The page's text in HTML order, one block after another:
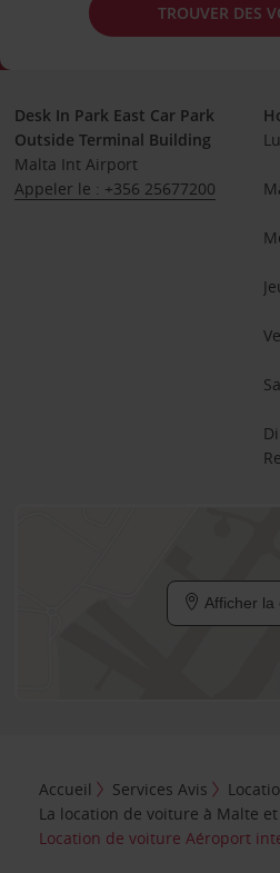
TROUVER DES
Desk In Park East Car Park
Outside Terminal Building
Malta Int Airport
Appeler le : +356 25677200
Afficher la
Accueil Services Avis
La location de voiture à Malte et
Location de voiture Aéroport